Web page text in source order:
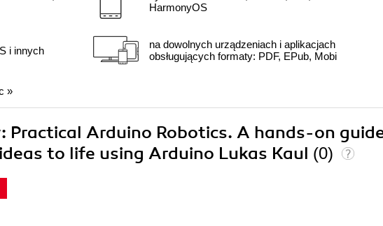
i innych
HarmonyOS
na dowolnych urządzeniach i aplikacjach
obsługujących formaty: PDF, EPub, Mobi
»
Practical Arduino Robotics. A hands-on
to life using Arduino Lukas Kaul (0)